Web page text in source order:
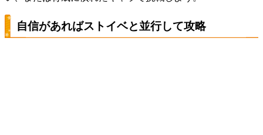
自信があればストイベと並行して攻略